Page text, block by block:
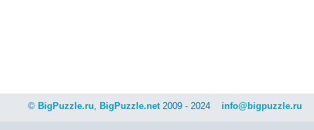
© BigPuzzle.ru, BigPuzzle.net2009 - 2024 info@bigpuzzle.ru